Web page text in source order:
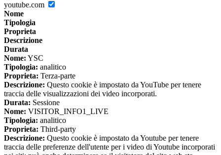
youtube.com
Nome
Tipologia
Proprieta
Descrizione
Durata
Nome: YSC
Tipologia: analitico
Proprieta: Terza-parte
Descrizione: Questo cookie è impostato da YouTube per tenere
traccia delle visualizzazioni dei video incorporati.
Durata: Sessione
Nome: VISITOR_INFO1_LIVE
Tipologia: analitico
Proprieta: Third-party
Descrizione: Questo cookie è impostato da Youtube per tenere
traccia delle preferenze dell'utente per i video di Youtube incorporati